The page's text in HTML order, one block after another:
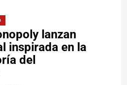
lanzan
inspirada en la
del